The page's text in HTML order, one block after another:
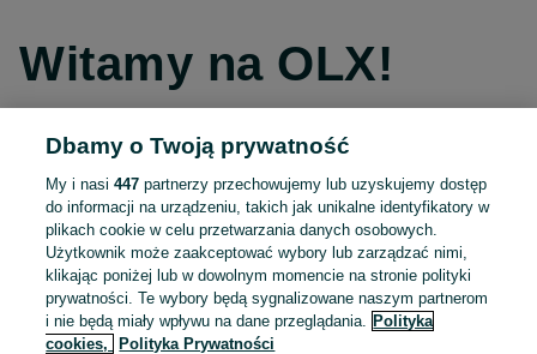
Witamy na OLX!
Kontynuuj przez Facebooka
Kontynuuj przez konto Apple
Kontynuuj przez konto Google
Dbamy o Twoją prywatność
My i nasi447 partnerzy przechowujemy lub uzyskujemy dostęp
do informacji na urządzeniu, takich jak unikalne identyfikatory w
plikach cookie w celu przetwarzania danych osobowych.
Użytkownik może zaakceptować wybory lub zarządzać nimi,
klikając poniżej lub w dowolnym momencie na stronie polityki
prywatności. Te wybory będą sygnalizowane naszym partnerom
i nie będą miały wpływu na dane przeglądania.
Polityka
cookies,
Polityka Prywatności